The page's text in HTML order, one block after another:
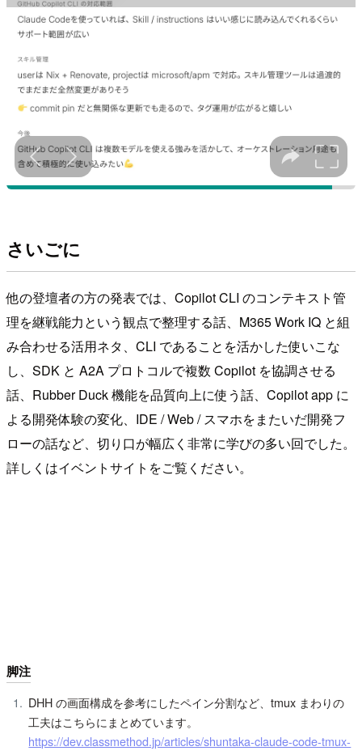
さいごに
他の登壇者の方の発表では、Copilot CLI のコンテキスト管
理を継戦能力という観点で整理する話、M365 Work IQ と組
み合わせる活用ネタ、CLI であることを活かした使いこな
し、SDK と A2A プロトコルで複数 Copilot を協調させる
話、Rubber Duck 機能を品質向上に使う話、Copilot app に
よる開発体験の変化、IDE / Web / スマホをまたいだ開発フ
ローの話など、切り口が幅広く非常に学びの多い回でした。
詳しくはイベントサイトをご覧ください。
脚注
DHH の画面構成を参考にしたペイン分割など、tmux まわりの
工夫はこちらにまとめています。
https://dev.classmethod.jp/articles/shuntaka-claude-code-tmux-